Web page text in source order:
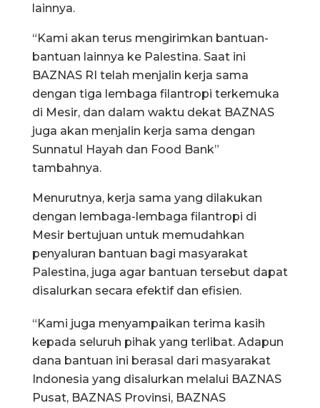
lainnya.
“Kami akan terus mengirimkan bantuan-
bantuan lainnya ke Palestina. Saat ini
BAZNAS RI telah menjalin kerja sama
dengan tiga lembaga filantropi terkemuka
di Mesir, dan dalam waktu dekat BAZNAS
juga akan menjalin kerja sama dengan
Sunnatul Hayah dan Food Bank”
tambahnya.
Menurutnya, kerja sama yang dilakukan
dengan lembaga-lembaga filantropi di
Mesir bertujuan untuk memudahkan
penyaluran bantuan bagi masyarakat
Palestina, juga agar bantuan tersebut dapat
disalurkan secara efektif dan efisien.
“Kami juga menyampaikan terima kasih
kepada seluruh pihak yang terlibat. Adapun
dana bantuan ini berasal dari masyarakat
Indonesia yang disalurkan melalui BAZNAS
Pusat, BAZNAS Provinsi, BAZNAS